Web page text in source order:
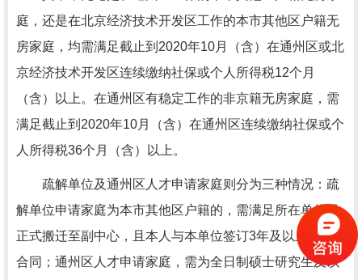
庭，还是在北京经济技术开发区工作的本市其他区户籍无
房家庭，均需满足截止到2020年10月（含）在通州区或北
京经济技术开发区连续缴纳社保或个人所得税12个月
（含）以上。在通州区有稳定工作的非京籍无房家庭，需
满足截止到2020年10月（含）在通州区连续缴纳社保或个
人所得税36个月（含）以上。
疏解单位及通州区人才申请家庭则分为三种情况：疏
解单位申请家庭为本市其他区户籍的，需满足所在单位已
正式搬迁至副中心，且本人与本单位签订3年及以上劳动
合同；通州区人才申请家庭，需为全日制硕士研究生及以